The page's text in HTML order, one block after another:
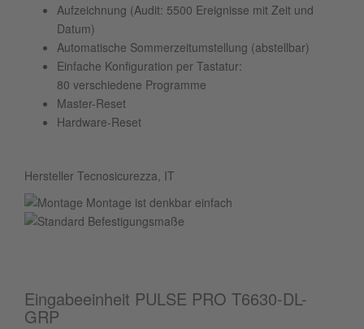
Aufzeichnung (Audit: 5500 Ereignisse mit Zeit und
Datum)
Automatische Sommerzeitumstellung (abstellbar)
Einfache Konfiguration per Tastatur:
80 verschiedene Programme
Master-Reset
Hardware-Reset
Hersteller Tecnosicurezza, IT
Montage ist denkbar einfach
Eingabeeinheit PULSE PRO T6630-DL-
GRP